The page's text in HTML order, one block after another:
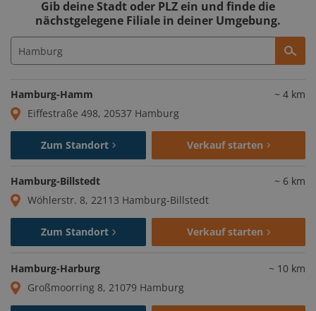
Gib deine Stadt oder PLZ ein und finde die
nächstgelegene Filiale in deiner Umgebung.
Hamburg-Hamm ~ 4 km
Eiffestraße 498, 20537 Hamburg
Zum Standort Verkauf starten
Hamburg-Billstedt ~ 6 km
Wöhlerstr. 8, 22113 Hamburg-Billstedt
Zum Standort Verkauf starten
Hamburg-Harburg ~ 10 km
Großmoorring 8, 21079 Hamburg